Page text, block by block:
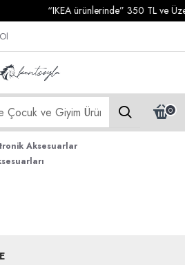
“IKEA ürünlerinde” 350 TL ve
0
Aksesuarlar